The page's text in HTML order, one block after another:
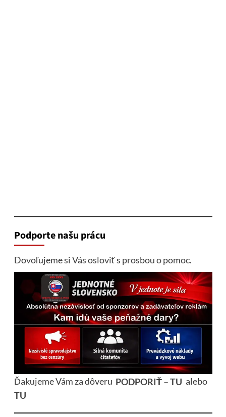
Podporte našu prácu
Dovoľujeme si Vás osloviť s prosbou o pomoc.
Ďakujeme Vám za dôveru PODPORIŤ – TU alebo
TU